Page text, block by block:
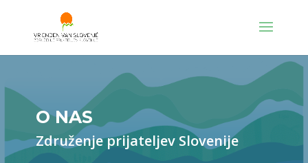
O NAS
Združenje prijateljev Slovenije